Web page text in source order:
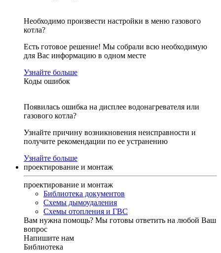
Необходимо произвести настройки в меню газового
котла?
Есть готовое решение! Мы собрали всю необходимую
для Вас информацию в одном месте
Узнайте больше
Коды ошибок
Появилась ошибка на дисплее водонагревателя или
газового котла?
Узнайте причину возникновения неисправности и
получите рекомендации по ее устранению
Узнайте больше
проектирование и монтаж
проектирование и монтаж
Библиотека документов
Схемы дымоудаления
Схемы отопления и ГВС
Вам нужна помощь? Мы готовы ответить на любой Ваш
вопрос
Напишите нам
Библиотека